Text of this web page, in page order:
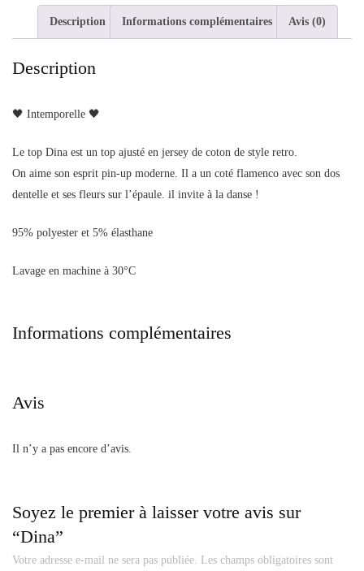
Description Informations complémentaires Avis (0)
Description
🖤 Intemporelle 🖤
Le top Dina est un top ajusté en jersey de coton de style retro.
On aime son esprit pin-up moderne. Il a un coté flamenco avec son dos
dentelle et ses fleurs sur l’épaule. il invite à la danse !
95% polyester et 5% élasthane
Lavage en machine à 30°C
Informations complémentaires
Avis
Il n’y a pas encore d’avis.
Soyez le premier à laisser votre avis sur
“Dina”
Votre adresse e-mail ne sera pas publiée. Les champs obligatoires sont